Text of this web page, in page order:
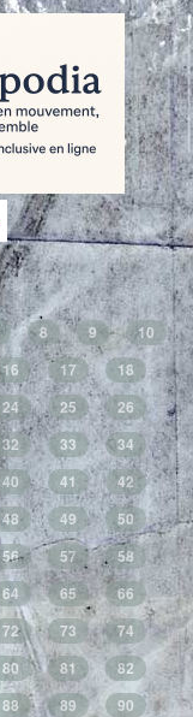
8 9
10
16 17
18
24 25
26
32 33
34
40 41
42
48 49
50
56 57
58
64 65
66
72 73
74
80 81
82
88 89
90